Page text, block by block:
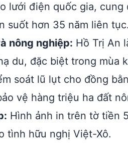
lưới điện quốc gia,
suốt hơn 35 năm liên tục.
nông nghiệp: Hồ Trị An
du, đặc biệt trong mùa
soát lũ lụt cho đồng
vệ hàng triệu ha đất
Hình ảnh in trên tờ tiền
tình hữu nghị Việt-Xô.